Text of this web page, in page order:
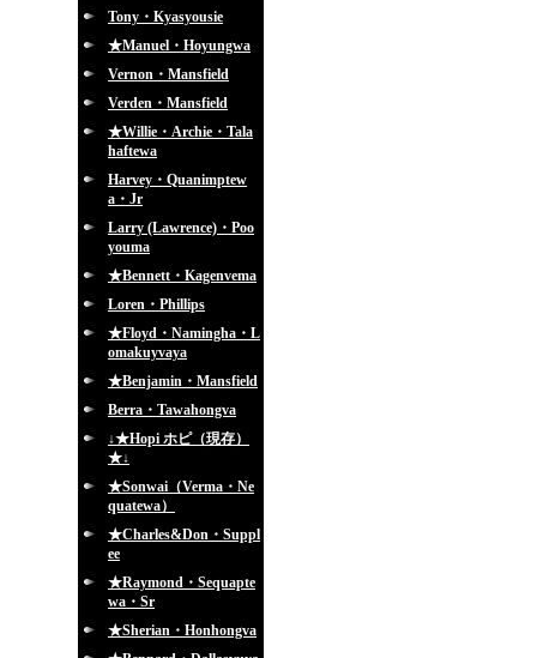
Tony・Kyasyousie
★Manuel・Hoyungwa
Vernon・Mansfield
Verden・Mansfield
★Willie・Archie・Tala
haftewa
Harvey・Quanimptew
a・Jr
Larry (Lawrence)・Poo
youma
★Bennett・Kagenvema
Loren・Phillips
★Floyd・Namingha・L
omakuyvaya
★Benjamin・Mansfield
Berra・Tawahongva
↓★Hopi ホピ（現存）
★↓
★Sonwai（Verma・Ne
quatewa）
★Charles&Don・Suppl
ee
★Raymond・Sequapte
wa・Sr
★Sherian・Honhongva